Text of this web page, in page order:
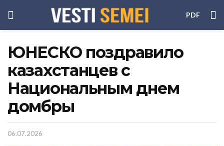
PDF
ЮНЕСКО поздравило
казахстанцев с
Национальным днем
домбры
06.07.2026